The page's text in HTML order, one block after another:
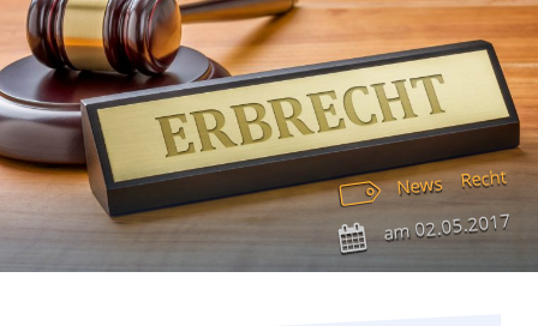
News Recht
am02.05.2017